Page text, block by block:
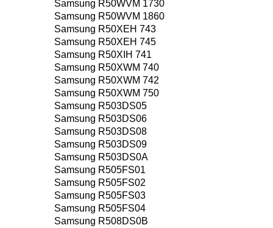
Samsung R50WVM 1730
Samsung R50WVM 1860
Samsung R50XEH 743
Samsung R50XEH 745
Samsung R50XIH 741
Samsung R50XWM 740
Samsung R50XWM 742
Samsung R50XWM 750
Samsung R503DS05
Samsung R503DS06
Samsung R503DS08
Samsung R503DS09
Samsung R503DS0A
Samsung R505FS01
Samsung R505FS02
Samsung R505FS03
Samsung R505FS04
Samsung R508DS0B